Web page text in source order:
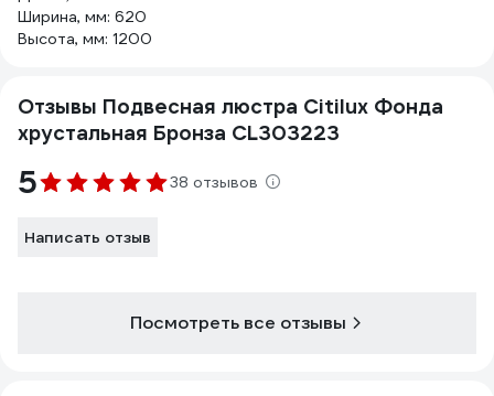
Ширина, мм: 620
Высота, мм: 1200
Отзывы Подвесная люстра Citilux Фонда
хрустальная Бронза CL303223
5 38 отзывов
Написать отзыв
Посмотреть все отзывы